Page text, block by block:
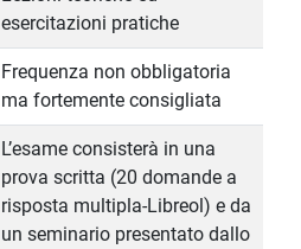
esercitazioni pratiche
Frequenza non obbligatoria
ma fortemente consigliata
L’esame consisterà in una
prova scritta (20 domande a
risposta multipla-Libreol) e da
un seminario presentato dallo